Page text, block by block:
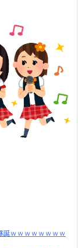
ｗｗｗｗｗｗｗｗ